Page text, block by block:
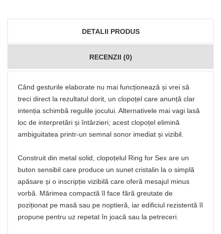
DETALII PRODUS
RECENZII (0)
Când gesturile elaborate nu mai funcționează și vrei să
treci direct la rezultatul dorit, un clopoțel care anunță clar
intenția schimbă regulile jocului. Alternativele mai vagi lasă
loc de interpretări și întârzieri; acest clopoțel elimină
ambiguitatea printr-un semnal sonor imediat și vizibil.
Construit din metal solid, clopoțelul Ring for Sex are un
buton sensibil care produce un sunet cristalin la o simplă
apăsare și o inscripție vizibilă care oferă mesajul minus
vorbă. Mărimea compactă îl face fără greutate de
poziționat pe masă sau pe noptieră, iar edificiul rezistentă îl
propune pentru uz repetat în joacă sau la petreceri.